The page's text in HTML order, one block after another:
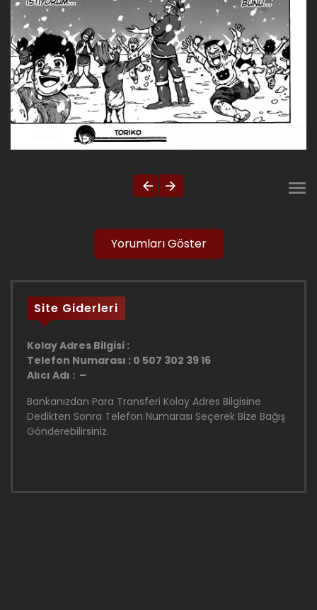
Yorumları Göster
Site Giderleri
Kolay Adres Bilgisi :
Telefon Numarası : 0 507 302 39 16
Alıcı Adı : –
Bankanızdan Para Transferi Kolay Adres Bilgisine
Dedikten Sonra Telefon Numarası Seçerek Bize Bağış
Gönderebilirsiniz.